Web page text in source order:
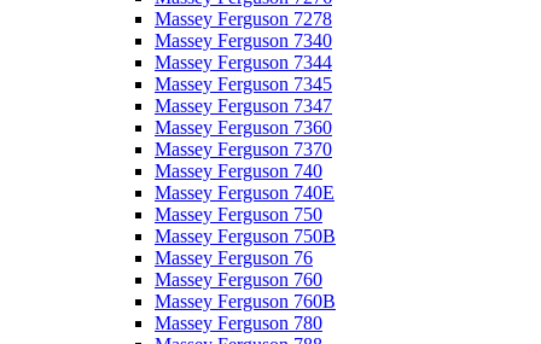
Massey Ferguson 7278
Massey Ferguson 7340
Massey Ferguson 7344
Massey Ferguson 7345
Massey Ferguson 7347
Massey Ferguson 7360
Massey Ferguson 7370
Massey Ferguson 740
Massey Ferguson 740E
Massey Ferguson 750
Massey Ferguson 750B
Massey Ferguson 76
Massey Ferguson 760
Massey Ferguson 760B
Massey Ferguson 780